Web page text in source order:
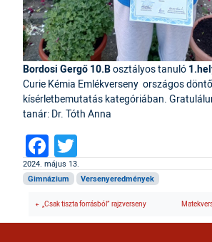
Bordosi Gergő 10.Bosztályos tanuló
Curie Kémia Emlékverseny országos
kísérletbemutatás kategóriában.
tanár: Dr. Tóth Anna
Facebook
2024. május 13.
Gimnázium Versenyeredmények
„Csak tiszta forrásból” rajzverseny